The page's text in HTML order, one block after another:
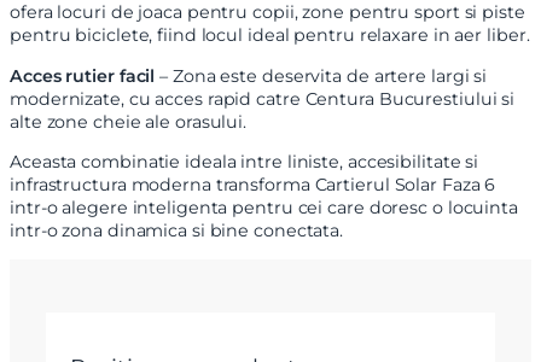
ofera locuri de joaca pentru copii, zone pentru sport si piste
pentru biciclete, fiind locul ideal pentru relaxare in aer liber.
Acces rutier facil – Zona este deservita de artere largi si
modernizate, cu acces rapid catre Centura Bucurestiului si
alte zone cheie ale orasului.
Aceasta combinatie ideala intre liniste, accesibilitate si
infrastructura moderna transforma Cartierul Solar Faza 6
intr-o alegere inteligenta pentru cei care doresc o locuinta
intr-o zona dinamica si bine conectata.
Nume
Telefon
Email